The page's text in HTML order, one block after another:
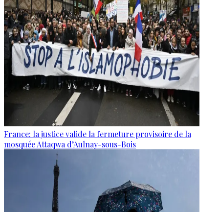
France: la justice valide la fermeture provisoire de la
mosquée Attaqwa d’Aulnay-sous-Bois